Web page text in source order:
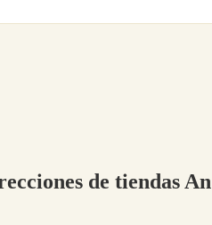
de tiendas